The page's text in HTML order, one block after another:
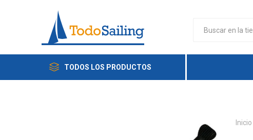
TODOS LOS PRODUCTOS
Inicio